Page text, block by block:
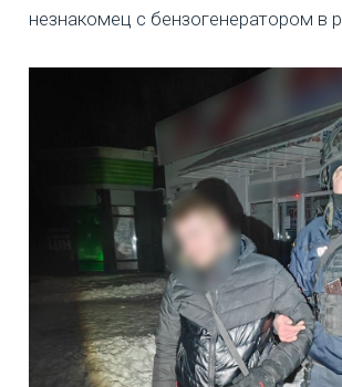
незнакомец с бензогенератором в